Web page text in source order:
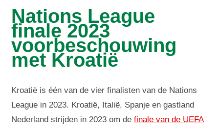
Nations League
finale 2023
voorbeschouwing
met Kroatië
Kroatië is één van de vier finalisten van de Nations
League in 2023. Kroatië, Italië, Spanje en gastland
Nederland strijden in 2023 om definale van de UEFA